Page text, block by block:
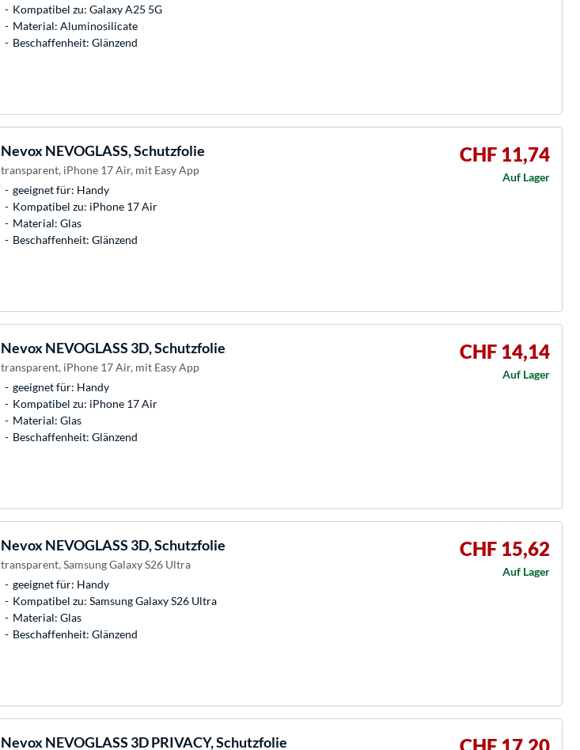
Kompatibel zu: Galaxy A25 5G
Material: Aluminosilicate
Beschaffenheit: Glänzend
NevoxNEVOGLASS, Schutzfolie
transparent, iPhone 17 Air, mit Easy App
geeignet für: Handy
Kompatibel zu: iPhone 17 Air
Material: Glas
Beschaffenheit: Glänzend
CHF 11,74
Auf Lager
NevoxNEVOGLASS 3D, Schutzfolie
transparent, iPhone 17 Air, mit Easy App
geeignet für: Handy
Kompatibel zu: iPhone 17 Air
Material: Glas
Beschaffenheit: Glänzend
CHF 14,14
Auf Lager
NevoxNEVOGLASS 3D, Schutzfolie
transparent, Samsung Galaxy S26 Ultra
geeignet für: Handy
Kompatibel zu: Samsung Galaxy S26 Ultra
Material: Glas
Beschaffenheit: Glänzend
CHF 15,62
Auf Lager
NevoxNEVOGLASS 3D PRIVACY, Schutzfolie